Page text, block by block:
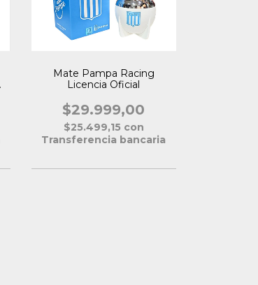
Mate Pampa Racing
Licencia Oficial
$29.999,00
$25.499,15 con
Transferencia bancaria